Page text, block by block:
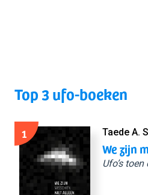
Top 3 ufo-boeken
1 Taede A.
We zijn
Ufo’s toen